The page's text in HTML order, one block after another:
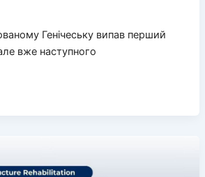
Генічеську випав перший
вже наступного